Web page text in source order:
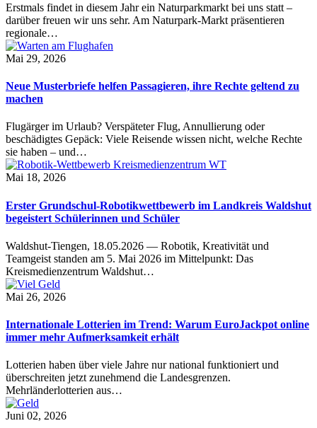
Erstmals findet in diesem Jahr ein Naturparkmarkt bei uns statt –
darüber freuen wir uns sehr. Am Naturpark-Markt präsentieren
regionale…
Mai 29, 2026
Neue Musterbriefe helfen Passagieren, ihre Rechte geltend zu
machen
Flugärger im Urlaub? Verspäteter Flug, Annullierung oder
beschädigtes Gepäck: Viele Reisende wissen nicht, welche Rechte
sie haben – und…
Mai 18, 2026
Erster Grundschul-Robotikwettbewerb im Landkreis Waldshut
begeistert Schülerinnen und Schüler
Waldshut-Tiengen, 18.05.2026 — Robotik, Kreativität und
Teamgeist standen am 5. Mai 2026 im Mittelpunkt: Das
Kreismedienzentrum Waldshut…
Mai 26, 2026
Internationale Lotterien im Trend: Warum EuroJackpot online
immer mehr Aufmerksamkeit erhält
Lotterien haben über viele Jahre nur national funktioniert und
überschreiten jetzt zunehmend die Landesgrenzen.
Mehrländerlotterien aus…
Juni 02, 2026